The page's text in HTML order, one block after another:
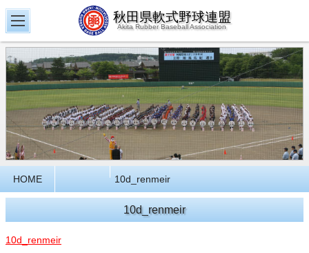
秋田県軟式野球連盟
Akita Rubber Baseball Association
HOME 10d_renmeir
10d_renmeir
10d_renmeir